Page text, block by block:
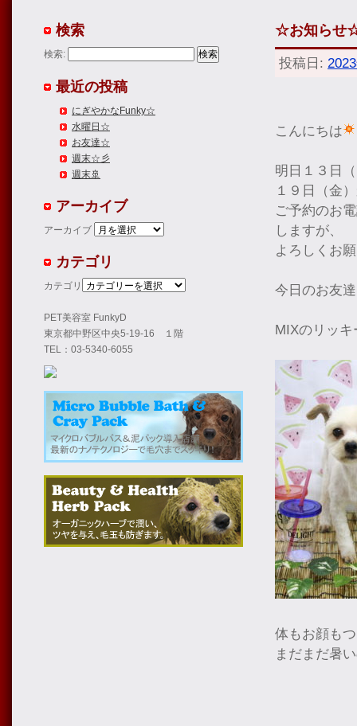
☆お知らせ
投稿日:
こんにちは
明日１３日
１９日（金
ご予約のお
しますが、
よろしくお
今日のお友
MIXのリッキ
体もお顔も
まだまだ暑
検索
検索:
最近の投稿
にぎやかなFunky☆
水曜日☆
お友達☆
週末☆彡
週末🚢
アーカイブ
アーカイブ
カテゴリ
カテゴリ
PET美容室 FunkyD
東京都中野区中央5-19-16 １階
TEL：03-5340-6055